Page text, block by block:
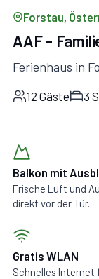
Forstau,
AAF -
Ferienhaus in
12 Gäste 3
Balkon mit
Frische Luft und
direkt vor der Tür.
Gratis WLAN
Schnelles Internet